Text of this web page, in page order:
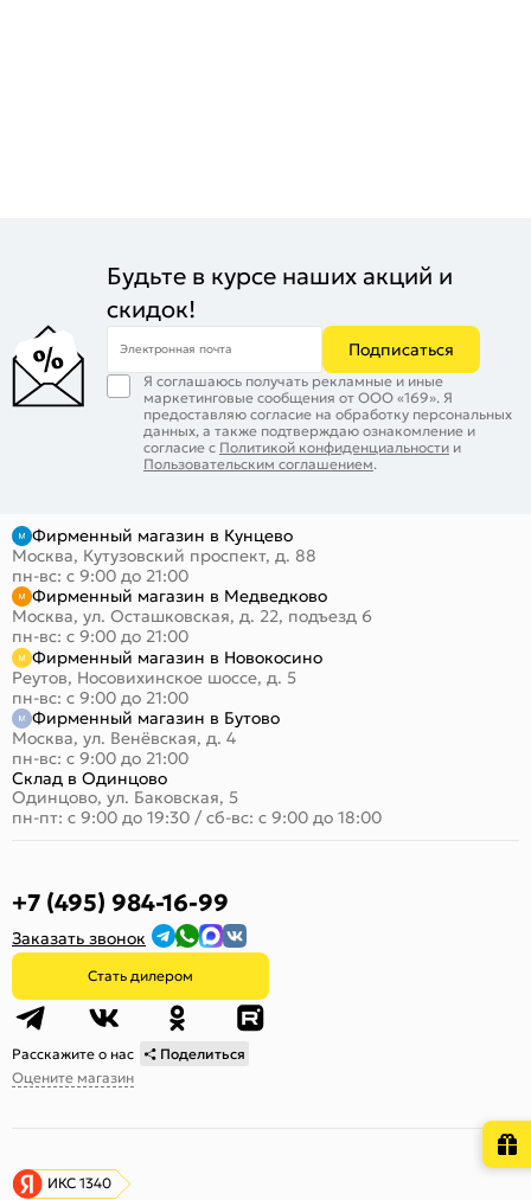
Будьте в курсе наших акций и
скидок!
Электронная почта Подписаться
Я соглашаюсь получать рекламные и иные
маркетинговые сообщения от ООО «169». Я
предоставляю согласие на обработку персональных
данных, а также подтверждаю ознакомление и
согласие с Политикой конфиденциальности и
Пользовательским соглашением.
Фирменный магазин в Кунцево
Москва, Кутузовский проспект, д. 88
пн-вс: с 9:00 до 21:00
Фирменный магазин в Медведково
Москва, ул. Осташковская, д. 22, подъезд 6
пн-вс: с 9:00 до 21:00
Фирменный магазин в Новокосино
Реутов, Носовихинское шоссе, д. 5
пн-вс: с 9:00 до 21:00
Фирменный магазин в Бутово
Москва, ул. Венёвская, д. 4
пн-вс: с 9:00 до 21:00
Склад в Одинцово
Одинцово, ул. Баковская, 5
пн-пт: с 9:00 до 19:30 / сб-вс: с 9:00 до 18:00
+7 (495) 984-16-99
Заказать звонок
Стать дилером
Расскажите о нас
Поделиться
Оцените магазин
ИКС 1340